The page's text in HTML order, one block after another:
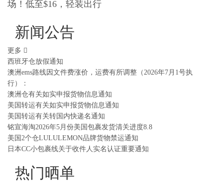
场！低至$16，轻装出行
新闻公告
更多
西班牙仓放假通知
澳洲ems路线因文件费涨价，运费有所调整（2026年7月1号执
行）：
澳洲仓有关如实申报货物信息通知
美国转运有关如实申报货物信息通知
美国转运有关转国内快递名通知
铭宣海淘2026年5月份美国包裹发货清关进度8.8
美国2个仓LULULEMON品牌货物禁运通知
日本CC小包裹线关于收件人实名认证重要通知
热门晒单